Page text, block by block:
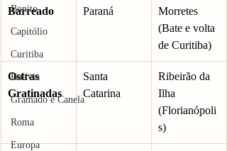
Bonito
Capitólio
Curitiba
Bolívia
Gramado e Canela
Roma
Europa
Barreado Paraná
Morretes
(Bate e volta
de Curitiba)
Ostras
Gratinadas
Santa
Catarina
Ribeirão da
Ilha
(Florianópoli
s)